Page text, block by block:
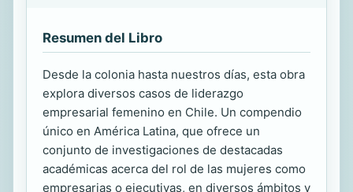
Resumen del Libro
Desde la colonia hasta nuestros días, esta obra
explora diversos casos de liderazgo
empresarial femenino en Chile. Un compendio
único en América Latina, que ofrece un
conjunto de investigaciones de destacadas
académicas acerca del rol de las mujeres como
empresarias o ejecutivas, en diversos ámbitos y